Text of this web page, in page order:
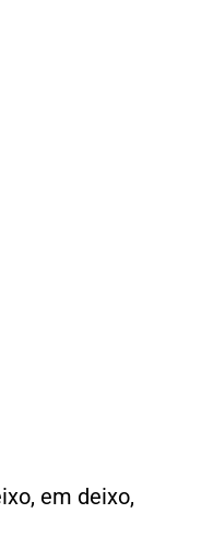
em deixo,